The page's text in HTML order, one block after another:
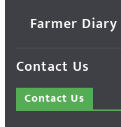
Farmer Diary
Contact Us
Contact Us